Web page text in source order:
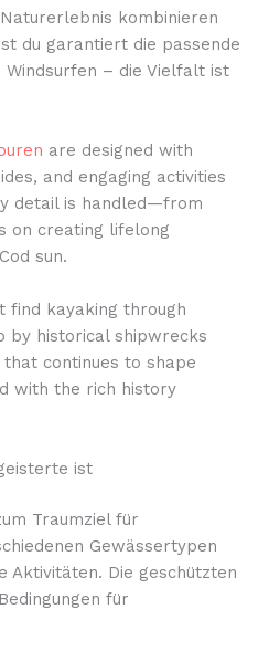
kombinieren
du garantiert die passende
Windsurfen – die Vielfalt ist
are designed with
and engaging activities
detail is handled—from
on creating lifelong
sun.
find kayaking through
historical shipwrecks
continues to shape
with the rich history
ist
Traumziel für
Gewässertypen
Aktivitäten. Die geschützten
für